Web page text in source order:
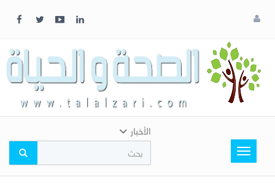
لونك
المفضل
Toggle
navigation
الأخبار